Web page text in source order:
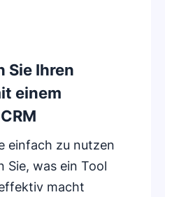
Sie Ihren
einem
einfach zu nutzen
Sie, was ein Tool
macht